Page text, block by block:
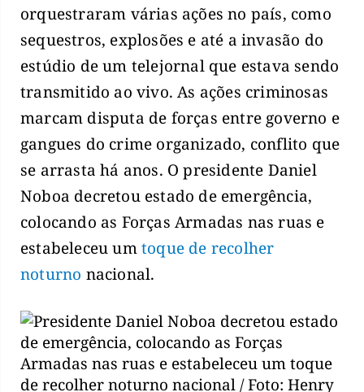
orquestraram várias ações no país, como
sequestros, explosões e até a invasão do
estúdio de um telejornal que estava sendo
transmitido ao vivo. As ações criminosas
marcam disputa de forças entre governo e
gangues do crime organizado, conflito que
se arrasta há anos. O presidente Daniel
Noboa decretou estado de emergência,
colocando as Forças Armadas nas ruas e
estabeleceu umtoque de recolher
noturno nacional.